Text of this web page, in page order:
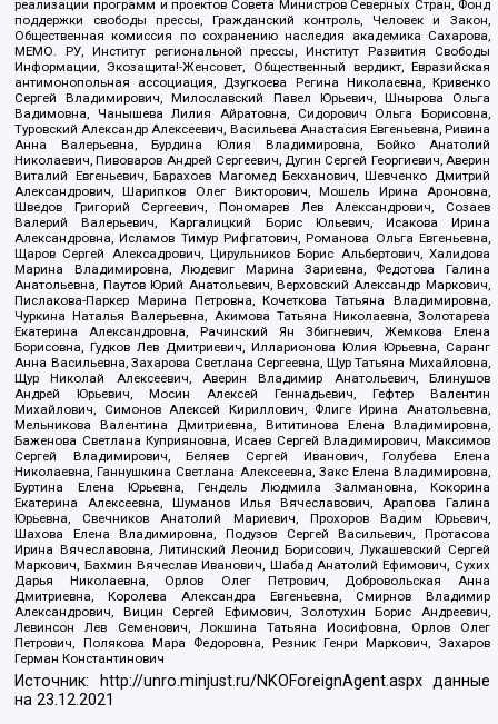
реализации программ и проектов Совета Министров Северных Стран, Фонд
поддержки свободы прессы, Гражданский контроль, Человек и Закон,
Общественная комиссия по сохранению наследия академика Сахарова,
МЕМО. РУ, Институт региональной прессы, Институт Развития Свободы
Информации, Экозащита!-Женсовет, Общественный вердикт, Евразийская
антимонопольная ассоциация, Дзугкоева Регина Николаевна, Кривенко
Сергей Владимирович, Милославский Павел Юрьевич, Шнырова Ольга
Вадимовна, Чанышева Лилия Айратовна, Сидорович Ольга Борисовна,
Туровский Александр Алексеевич, Васильева Анастасия Евгеньевна, Ривина
Анна Валерьевна, Бурдина Юлия Владимировна, Бойко Анатолий
Николаевич, Пивоваров Андрей Сергеевич, Дугин Сергей Георгиевич, Аверин
Виталий Евгеньевич, Барахоев Магомед Бекханович, Шевченко Дмитрий
Александрович, Шарипков Олег Викторович, Мошель Ирина Ароновна,
Шведов Григорий Сергеевич, Пономарев Лев Александрович, Созаев
Валерий Валерьевич, Каргалицкий Борис Юльевич, Исакова Ирина
Александровна, Исламов Тимур Рифгатович, Романова Ольга Евгеньевна,
Щаров Сергей Алексадрович, Цирульников Борис Альбертович, Халидова
Марина Владимировна, Людевиг Марина Зариевна, Федотова Галина
Анатольевна, Паутов Юрий Анатольевич, Верховский Александр Маркович,
Пислакова-Паркер Марина Петровна, Кочеткова Татьяна Владимировна,
Чуркина Наталья Валерьевна, Акимова Татьяна Николаевна, Золотарева
Екатерина Александровна, Рачинский Ян Збигневич, Жемкова Елена
Борисовна, Гудков Лев Дмитриевич, Илларионова Юлия Юрьевна, Саранг
Анна Васильевна, Захарова Светлана Сергеевна, Щур Татьяна Михайловна,
Щур Николай Алексеевич, Аверин Владимир Анатольевич, Блинушов
Андрей Юрьевич, Мосин Алексей Геннадьевич, Гефтер Валентин
Михайлович, Симонов Алексей Кириллович, Флиге Ирина Анатольевна,
Мельникова Валентина Дмитриевна, Вититинова Елена Владимировна,
Баженова Светлана Куприяновна, Исаев Сергей Владимирович, Максимов
Сергей Владимирович, Беляев Сергей Иванович, Голубева Елена
Николаевна, Ганнушкина Светлана Алексеевна, Закс Елена Владимировна,
Буртина Елена Юрьевна, Гендель Людмила Залмановна, Кокорина
Екатерина Алексеевна, Шуманов Илья Вячеславович, Арапова Галина
Юрьевна, Свечников Анатолий Мариевич, Прохоров Вадим Юрьевич,
Шахова Елена Владимировна, Подузов Сергей Васильевич, Протасова
Ирина Вячеславовна, Литинский Леонид Борисович, Лукашевский Сергей
Маркович, Бахмин Вячеслав Иванович, Шабад Анатолий Ефимович, Сухих
Дарья Николаевна, Орлов Олег Петрович, Добровольская Анна
Дмитриевна, Королева Александра Евгеньевна, Смирнов Владимир
Александрович, Вицин Сергей Ефимович, Золотухин Борис Андреевич,
Левинсон Лев Семенович, Локшина Татьяна Иосифовна, Орлов Олег
Петрович, Полякова Мара Федоровна, Резник Генри Маркович, Захаров
Герман Константинович
Источник: http://unro.minjust.ru/NKOForeignAgent.aspxданные
на23.12.2021